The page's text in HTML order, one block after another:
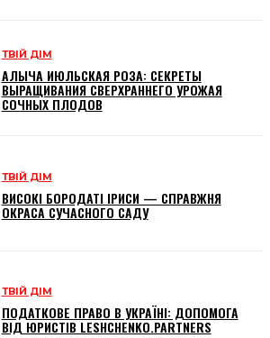
ТВІЙ ДІМ
АЛЫЧА ИЮЛЬСКАЯ РОЗА: СЕКРЕТЫ
ВЫРАЩИВАНИЯ СВЕРХРАННЕГО УРОЖАЯ
СОЧНЫХ ПЛОДОВ
ТВІЙ ДІМ
ВИСОКІ БОРОДАТІ ІРИСИ — СПРАВЖНЯ
ОКРАСА СУЧАСНОГО САДУ
ТВІЙ ДІМ
ПОДАТКОВЕ ПРАВО В УКРАЇНІ: ДОПОМОГА
ВІД ЮРИСТІВ LESHCHENKO.PARTNERS